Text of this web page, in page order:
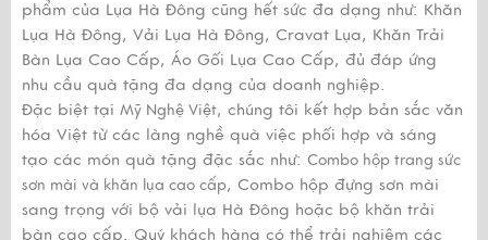
phẩm của Lụa Hà Đông cũng hết sức đa dạng như: Khăn
Lụa Hà Đông, Vải Lụa Hà Đông, Cravat Lụa, Khăn Trải
Bàn Lụa Cao Cấp, Áo Gối Lụa Cao Cấp, đủ đáp ứng
nhu cầu quà tặng đa dạng của doanh nghiệp.
Đặc biệt tại Mỹ Nghệ Việt, chúng tôi kết hợp bản sắc văn
hóa Việt từ các làng nghề quà việc phối hợp và sáng
tạo các món quà tặng đặc sắc như: Combo hộp trang sức
sơn mài và khăn lụa cao cấp, Combo hộp đựng sơn mài
sang trọng với bộ vải lụa Hà Đông hoặc bộ khăn trải
bàn cao cấp. Quý khách hàng có thể trải nghiệm các